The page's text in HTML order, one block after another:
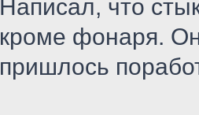
Написал, что
кроме фонаря.
пришлось